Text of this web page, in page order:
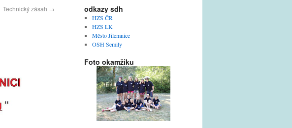
Technický zásah → odkazy sdh
HZS ČR
HZS LK
Město Jilemnice
OSH Semily
Foto okamžiku